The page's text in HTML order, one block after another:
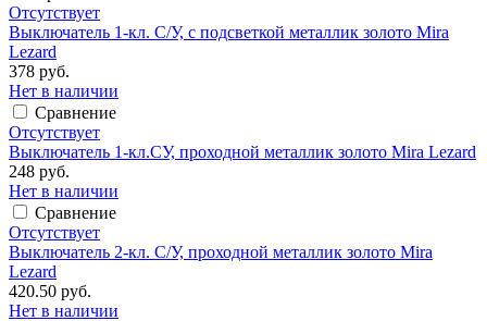
Отсутствует
Выключатель 1-кл. С/У, с подсветкой металлик золото Mira
Lezard
378 руб.
Нет в наличии
Сравнение
Отсутствует
Выключатель 1-кл.СУ, проходной металлик золото Mira Lezard
248 руб.
Нет в наличии
Сравнение
Отсутствует
Выключатель 2-кл. С/У, проходной металлик золото Mira
Lezard
420.50 руб.
Нет в наличии